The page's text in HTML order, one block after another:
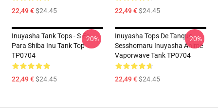
22,49 €$24.45 22,49 €$24.45
Inuyasha Tank Tops - S Es
Para Shiba Inu Tank Top
TP0704
22,49 €$24.45
-20%
Inuyasha Tops De Tanque -
Sesshomaru Inuyasha Anime
Vaporwave Tank TP0704
22,49 €$24.45
-20%